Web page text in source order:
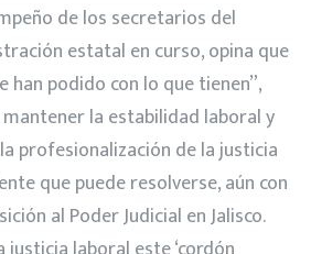
de los secretarios del
estatal en curso, opina que
han podido con lo que tienen”,
la estabilidad laboral y
profesionalización de la justicia
que puede resolverse, aún con
al Poder Judicial en Jalisco.